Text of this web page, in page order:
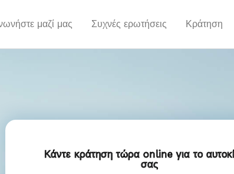
μαζί μας Συχνές ερωτήσεις Κράτηση
Κάντε κράτηση τώρα online για το
σας